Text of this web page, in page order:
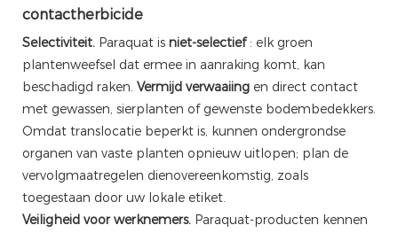
contactherbicide
Selectiviteit. Paraquat is niet-selectief: elk groen
plantenweefsel dat ermee in aanraking komt, kan
beschadigd raken. Vermijd verwaaiing en direct contact
met gewassen, sierplanten of gewenste bodembedekkers.
Omdat translocatie beperkt is, kunnen ondergrondse
organen van vaste planten opnieuw uitlopen; plan de
vervolgmaatregelen dienovereenkomstig, zoals
toegestaan ​​door uw lokale etiket.
Veiligheid voor werknemers. Paraquat-producten kennen